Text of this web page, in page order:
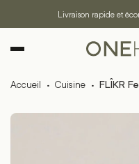
Livraison rapide et
Accueil · Cuisine · FLÎKR